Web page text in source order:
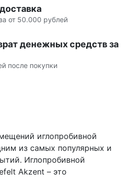
от 50.000 рублей
денежных средств за
после покупки
иглопробивной
из самых популярных и
Иглопробивной
Akzent – это